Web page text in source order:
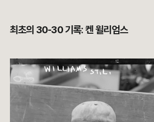
최초의 30-30 기록: 켄 윌리엄스